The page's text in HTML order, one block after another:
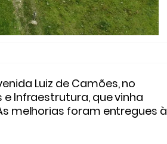
Luiz de Camões, no
Infraestrutura, que vinha
melhorias foram entregues à